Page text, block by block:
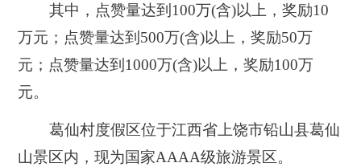
其中，点赞量达到100万(含)以上，奖励10
万元；点赞量达到500万(含)以上，奖励50万
元；点赞量达到1000万(含)以上，奖励100万
元。
葛仙村度假区位于江西省上饶市铅山县葛仙
山景区内，现为国家AAAA级旅游景区。